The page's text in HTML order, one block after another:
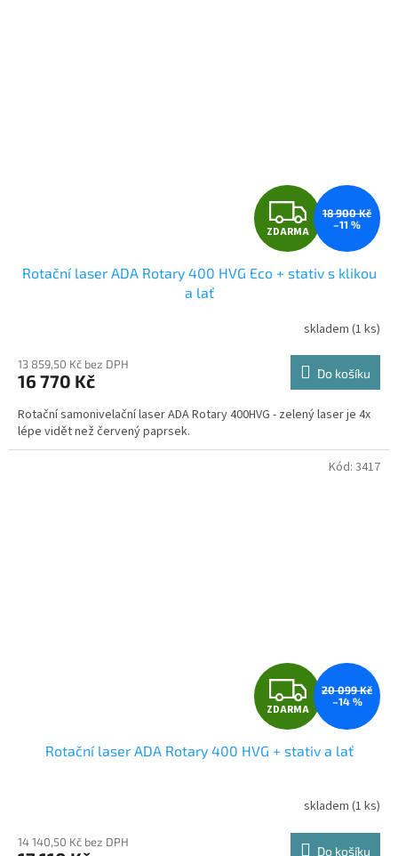
Z
D
A
R
M
A
ZDARMA
18 900 Kč
–11 %
Rotační laser ADA Rotary 400 HVG Eco + stativ s klikou
a lať
produktu
je
z
5
hvězdiček.
skladem(1 ks)
13 859,50 Kč bez DPH
16 770 Kč Do košíku
Rotační samonivelační laser ADA Rotary 400HVG - zelený laser je 4x
lépe vidět než červený paprsek.
Z
D
A
R
M
ZDARMA
20 099 Kč
–14 %
Rotační laser ADA Rotary 400 HVG + stativ a lať
produktu
skladem(1 ks)
14 140,50 Kč bez DPH
Do košíku
Kód: 3417